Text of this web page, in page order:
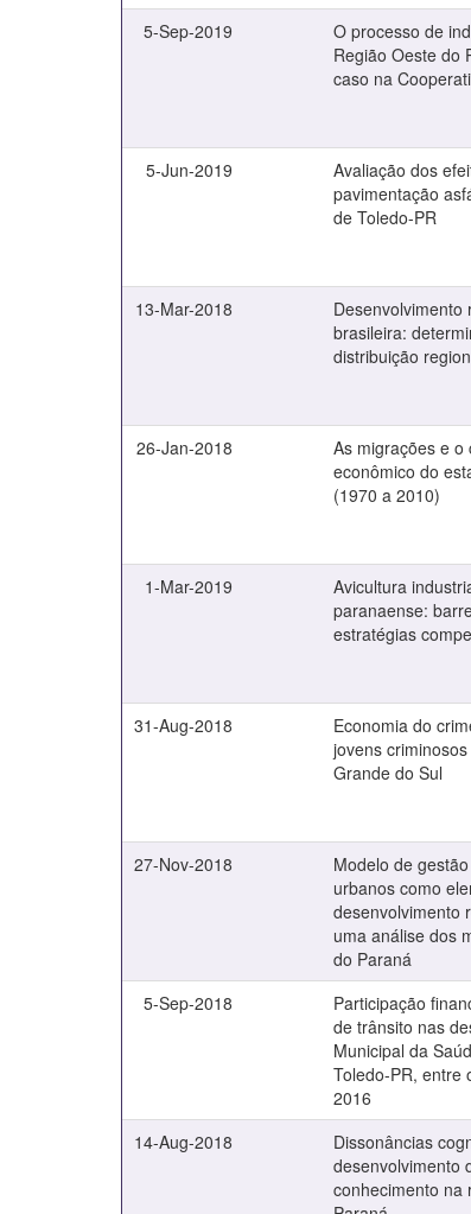
5-Sep-2019
O processo de
Região Oeste do
caso na
5-Jun-2019
Avaliação dos
pavimentação
de Toledo-PR
13-Mar-2018
Desenvolvimento
brasileira:
distribuição
26-Jan-2018
As migrações e o
econômico do
(1970 a 2010)
1-Mar-2019
Avicultura
paranaense:
estratégias
31-Aug-2018
Economia do
jovens
Grande do Sul
27-Nov-2018
Modelo de
urbanos como
desenvolvimento
uma análise dos
do Paraná
5-Sep-2018
Participação
de trânsito nas
Municipal da
Toledo-PR, entre
2016
14-Aug-2018
Dissonâncias
desenvolvimento
conhecimento na